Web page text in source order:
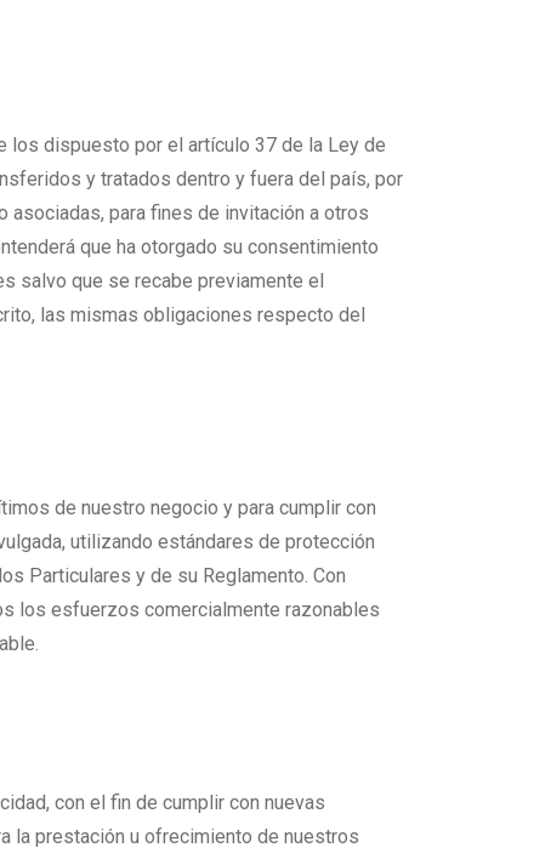
los dispuesto por el artículo 37 de la Ley de
y tratados dentro y fuera del país, por
para fines de invitación a otros
que ha otorgado su consentimiento
salvo que se recabe previamente el
las mismas obligaciones respecto del
de nuestro negocio y para cumplir con
utilizando estándares de protección
Particulares y de su Reglamento. Con
los esfuerzos comercialmente razonables
con el fin de cumplir con nuevas
la prestación u ofrecimiento de nuestros